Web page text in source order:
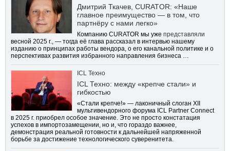
Дмитрий Ткачев, CURATOR: «Наше
главное преимущество — в том, что
партнёру с нами легко»
Компанию CURATOR мы уже представляли
весной 2025 г., — тогда её глава рассказал в интервью нашему
изданию о принципах работы вендора, о его канальной политике и о
перспективах развития избранного направления бизнеса …
ICL Техно
ICL Техно: между «крепче стали» и
гибкостью
«Стали крепче!» — лаконичный слоган XII
мультивендорного форума ICL Partner Connect
в 2025 г. приобрел особое значение. Это не просто констатация
успехов в импортозамещении, но и, что гораздо важнее,
демонстрация реальной готовности к дальнейшей напряженной
борьбе за достижение технологического суверенитета.